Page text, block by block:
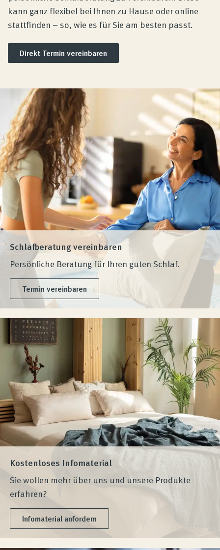
kann ganz flexibel bei Ihnen zu Hause oder online
stattfinden – so, wie es für Sie am besten passt.
Direkt Termin vereinbaren
Schlafberatung vereinbaren
Persönliche Beratung für Ihren guten Schlaf.
Termin vereinbaren
Kostenloses Infomaterial
Sie wollen mehr über uns und unsere Produkte
erfahren?
Infomaterial anfordern